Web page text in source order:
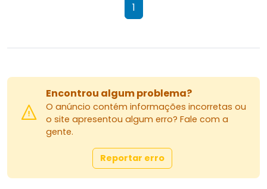
1
Encontrou algum problema?
O anúncio contém informações incorretas ou
o site apresentou algum erro? Fale com a
gente.
Reportar erro